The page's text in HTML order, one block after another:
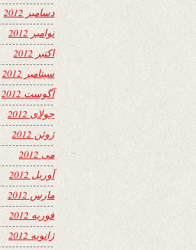
دسامبر 2012
نوامبر 2012
اکتبر 2012
سپتامبر 2012
آگوست 2012
جولای 2012
ژوئن 2012
می 2012
آوریل 2012
مارس 2012
فوریه 2012
ژانویه 2012